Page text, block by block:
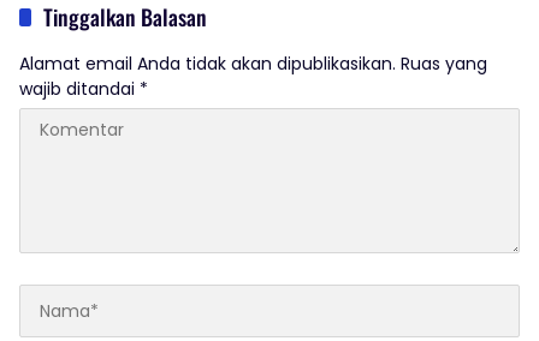
Tinggalkan Balasan
Alamat email Anda tidak akan dipublikasikan. Ruas yang
wajib ditandai *